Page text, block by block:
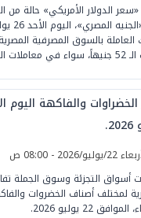
الدولار الأمريكي» حالة من
العاملة بالسوق المصرفية
أو البيع.
يوليو/2026 - 08:00 ص
التجزئة وسوق الجملة
لمختلف أصناف الخضروات
22 يوليو 2026.